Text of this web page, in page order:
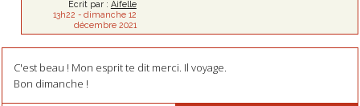
Écrit par : Aifelle
13h22 - dimanche 12
décembre 2021
C'est beau ! Mon esprit te dit merci. Il voyage.
Bon dimanche !